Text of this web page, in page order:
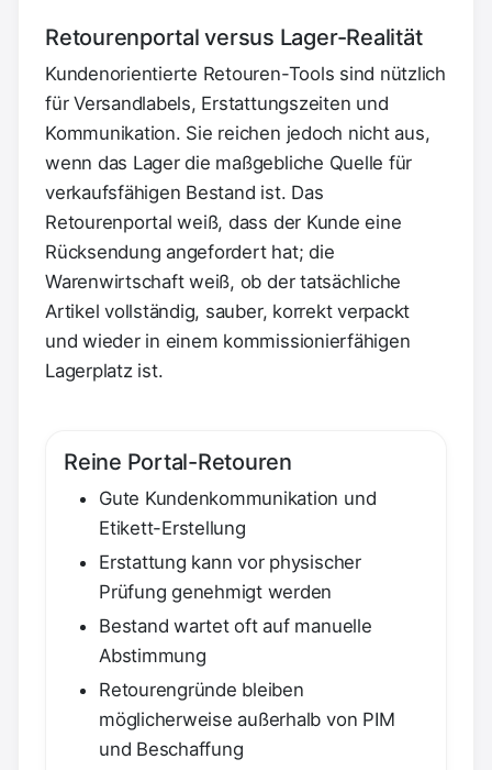
Retourenportal versus Lager-Realität
Kundenorientierte Retouren-Tools sind nützlich
für Versandlabels, Erstattungszeiten und
Kommunikation. Sie reichen jedoch nicht aus,
wenn das Lager die maßgebliche Quelle für
verkaufsfähigen Bestand ist. Das
Retourenportal weiß, dass der Kunde eine
Rücksendung angefordert hat; die
Warenwirtschaft weiß, ob der tatsächliche
Artikel vollständig, sauber, korrekt verpackt
und wieder in einem kommissionierfähigen
Lagerplatz ist.
Reine Portal-Retouren
Gute Kundenkommunikation und
Etikett-Erstellung
Erstattung kann vor physischer
Prüfung genehmigt werden
Bestand wartet oft auf manuelle
Abstimmung
Retourengründe bleiben
möglicherweise außerhalb von PIM
und Beschaffung